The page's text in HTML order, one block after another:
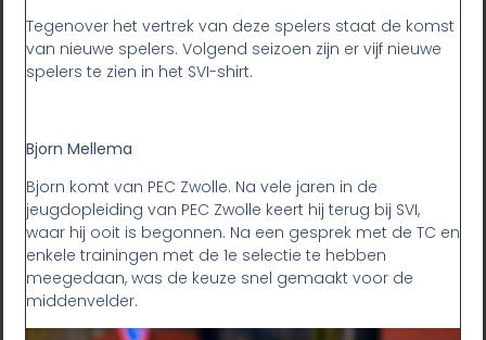
Tegenover het vertrek van deze spelers staat de komst
van nieuwe spelers. Volgend seizoen zijn er vijf nieuwe
spelers te zien in het SVI-shirt.
Bjorn Mellema
Bjorn komt van PEC Zwolle. Na vele jaren in de
jeugdopleiding van PEC Zwolle keert hij terug bij SVI,
waar hij ooit is begonnen. Na een gesprek met de TC en
enkele trainingen met de 1e selectie te hebben
meegedaan, was de keuze snel gemaakt voor de
middenvelder.